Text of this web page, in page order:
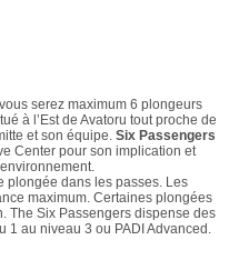
serez maximum 6 plongeurs
à l’Est de Avatoru tout proche de
et son équipe. Six Passengers
Center pour son implication et
plongée dans les passes. Les
maximum. Certaines plongées
The Six Passengers dispense des
1 au niveau 3 ou PADI Advanced.